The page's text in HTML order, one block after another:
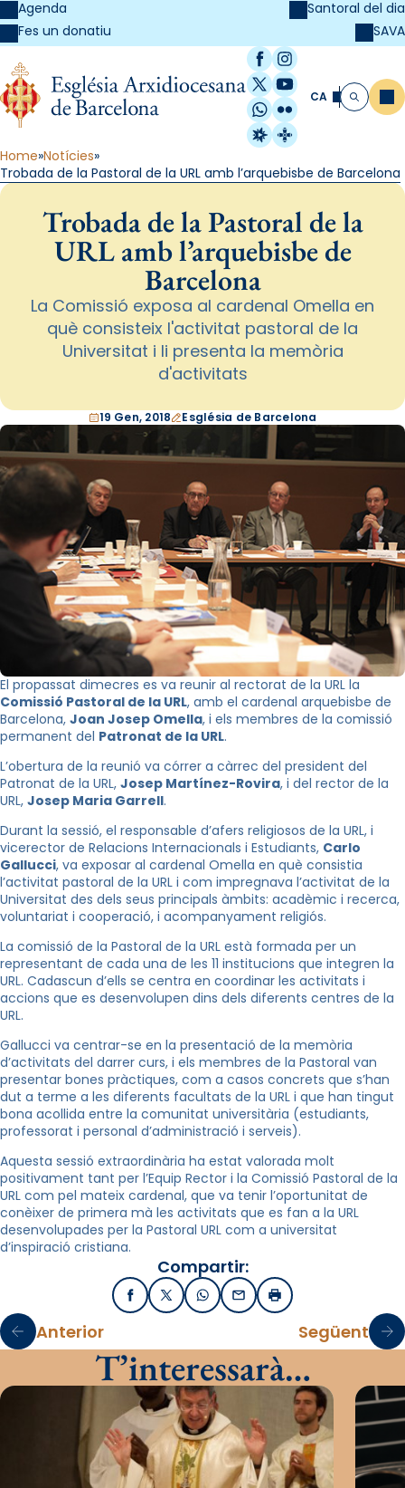
Agenda
Fes un donatiu
Santoral del dia
SAVA
Facebook
Instagram
X / Twitter
YouTube
WhatsApp
Flickr
Radio Estel
Catalunya
CA Cerca
Home Notícies
Trobada de la Pastoral de la URL amb l’arquebisbe de Barcelona
Trobada de la Pastoral de la
URL amb l’arquebisbe de
Barcelona
La Comissió exposa al cardenal Omella en
què consisteix l'activitat pastoral de la
Universitat i li presenta la memòria
d'activitats
19 Gen, 2018 Església de Barcelona
El propassat dimecres es va reunir al rectorat de la URL la
Comissió Pastoral de la URL, amb el cardenal arquebisbe de
Barcelona, Joan Josep Omella, i els membres de la comissió
permanent del Patronat de la URL.
L’obertura de la reunió va córrer a càrrec del president del
Patronat de la URL, Josep Martínez-Rovira, i del rector de la
URL, Josep Maria Garrell.
Durant la sessió, el responsable d’afers religiosos de la URL, i
vicerector de Relacions Internacionals i Estudiants, Carlo
Gallucci, va exposar al cardenal Omella en què consistia
l’activitat pastoral de la URL i com impregnava l’activitat de la
Universitat des dels seus principals àmbits: acadèmic i recerca,
voluntariat i cooperació, i acompanyament religiós.
La comissió de la Pastoral de la URL està formada per un
representant de cada una de les 11 institucions que integren la
URL. Cadascun d’ells se centra en coordinar les activitats i
accions que es desenvolupen dins dels diferents centres de la
URL.
Gallucci va centrar-se en la presentació de la memòria
d’activitats del darrer curs, i els membres de la Pastoral van
presentar bones pràctiques, com a casos concrets que s’han
dut a terme a les diferents facultats de la URL i que han tingut
bona acollida entre la comunitat universitària (estudiants,
professorat i personal d’administració i serveis).
Aquesta sessió extraordinària ha estat valorada molt
positivament tant per l’Equip Rector i la Comissió Pastoral de la
URL com pel mateix cardenal, que va tenir l’oportunitat de
conèixer de primera mà les activitats que es fan a la URL
desenvolupades per la Pastoral URL com a universitat
d’inspiració cristiana.
Compartir:
FacebookX / TwitterWhatsApp
EmailImprimir
Anterior Següent
T’interessarà…